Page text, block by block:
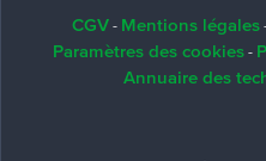
CGV - Mentions légales
Paramètres des cookies -
Annuaire des